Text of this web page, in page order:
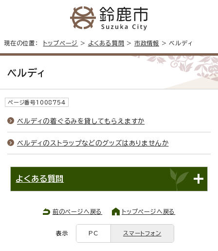
現在の位置： トップページ > よくある質問 > 市政情報 > ベルディ
ベルディ
ページ番号1008754
ベルディの着ぐるみを貸してもらえますか
ベルディのストラップなどのグッズはありませんか
よくある質問
前のページへ戻る トップページへ戻る
表示 PC スマートフォン